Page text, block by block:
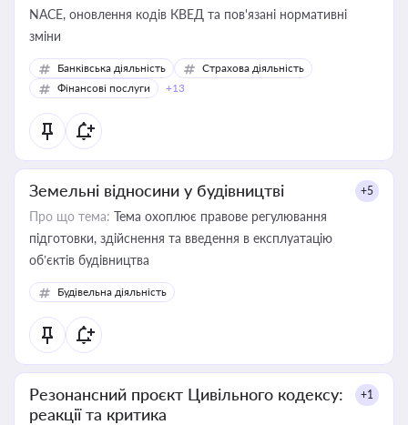
NACE, оновлення кодів КВЕД та пов'язані нормативні
зміни
Банківська діяльність
Страхова діяльність
Фінансові послуги
+13
Земельні відносини у будівництві +5
Про що тема: Тема охоплює правове регулювання
підготовки, здійснення та введення в експлуатацію
об’єктів будівництва
Будівельна діяльність
Резонансний проєкт Цивільного кодексу:
реакції та критика
+1